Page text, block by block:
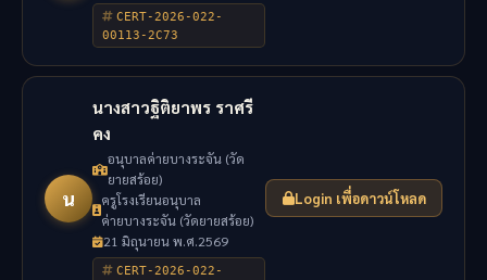
CERT-2026-022-
00113-2C73
น
นางสาวฐิติยาพร ราศรี
คง
อนุบาลค่ายบางระจัน (วัด
ยายสร้อย)
ครูโรงเรียนอนุบาล
ค่ายบางระจัน (วัดยายสร้อย)
21 มิถุนายน พ.ศ.2569
CERT-2026-022-
Login เพื่อดาวน์โหลด